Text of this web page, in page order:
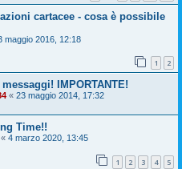
cartacee - cosa è possibile
maggio 2016, 12:18
1 2
IMPORTANTE!
« 23 maggio 2014, 17:32
Time!!
« 4 marzo 2020, 13:45
1 2 3 4 5